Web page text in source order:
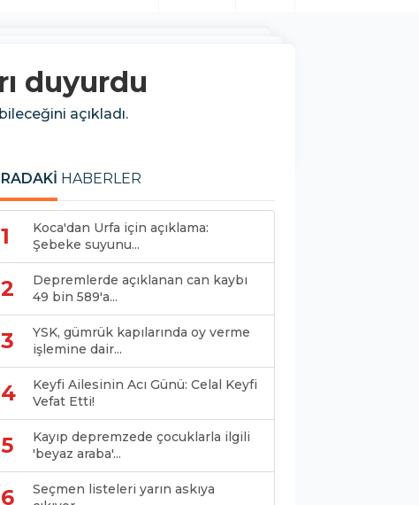
duyurdu
açıkladı.
HABERLER
1
Koca'dan Urfa için açıklama:
Şebeke suyunu...
2
Depremlerde açıklanan can kaybı
49 bin 589'a...
3
YSK, gümrük kapılarında oy verme
işlemine dair...
4
Keyfi Ailesinin Acı Günü: Celal Keyfi
Vefat Etti!
5
Kayıp depremzede çocuklarla ilgili
'beyaz araba'...
6
Seçmen listeleri yarın askıya